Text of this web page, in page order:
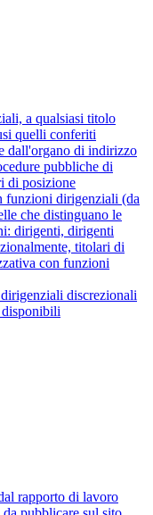
a qualsiasi titolo
quelli conferiti
dall'organo di indirizzo
pubbliche di
di posizione
funzioni dirigenziali (da
che distinguano le
dirigenti, dirigenti
titolari di
con funzioni
discrezionali
rapporto di lavoro